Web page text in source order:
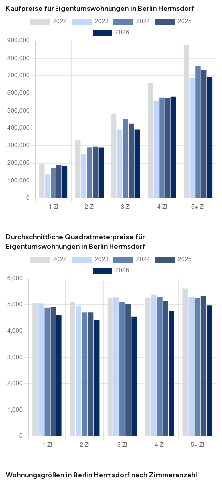
Kaufpreise für Eigentumswohnungen in Berlin Hermsdorf
Durchschnittliche Quadratmeterpreise für
Eigentumswohnungen in Berlin Hermsdorf
Wohnungsgrößen in Berlin Hermsdorf nach Zimmeranzahl